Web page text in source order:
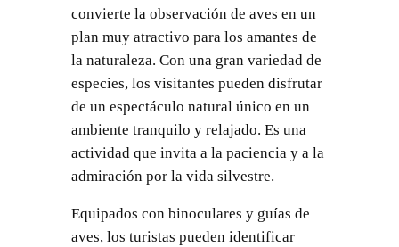
convierte la observación de aves en un
plan muy atractivo para los amantes de
la naturaleza. Con una gran variedad de
especies, los visitantes pueden disfrutar
de un espectáculo natural único en un
ambiente tranquilo y relajado. Es una
actividad que invita a la paciencia y a la
admiración por la vida silvestre.
Equipados con binoculares y guías de
aves, los turistas pueden identificar